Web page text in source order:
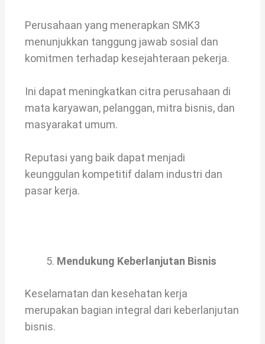
Perusahaan yang menerapkan SMK3
menunjukkan tanggung jawab sosial dan
komitmen terhadap kesejahteraan pekerja.
Ini dapat meningkatkan citra perusahaan di
mata karyawan, pelanggan, mitra bisnis, dan
masyarakat umum.
Reputasi yang baik dapat menjadi
keunggulan kompetitif dalam industri dan
pasar kerja.
Mendukung Keberlanjutan Bisnis
Keselamatan dan kesehatan kerja
merupakan bagian integral dari keberlanjutan
bisnis.